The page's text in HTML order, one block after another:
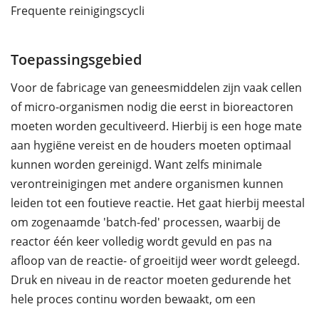
Frequente reinigingscycli
Toepassingsgebied
Voor de fabricage van geneesmiddelen zijn vaak cellen
of micro-organismen nodig die eerst in bioreactoren
moeten worden gecultiveerd. Hierbij is een hoge mate
aan hygiëne vereist en de houders moeten optimaal
kunnen worden gereinigd. Want zelfs minimale
verontreinigingen met andere organismen kunnen
leiden tot een foutieve reactie. Het gaat hierbij meestal
om zogenaamde 'batch-fed' processen, waarbij de
reactor één keer volledig wordt gevuld en pas na
afloop van de reactie- of groeitijd weer wordt geleegd.
Druk en niveau in de reactor moeten gedurende het
hele proces continu worden bewaakt, om een